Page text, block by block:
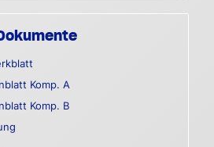
Komp. A
Komp. B